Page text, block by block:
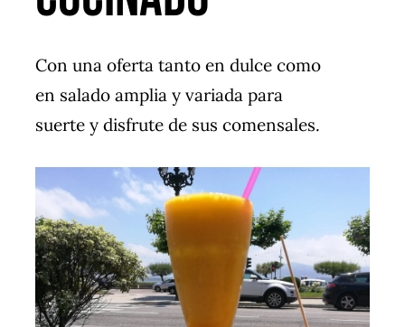
Con una oferta tanto en dulce como
en salado amplia y variada para
suerte y disfrute de sus comensales.